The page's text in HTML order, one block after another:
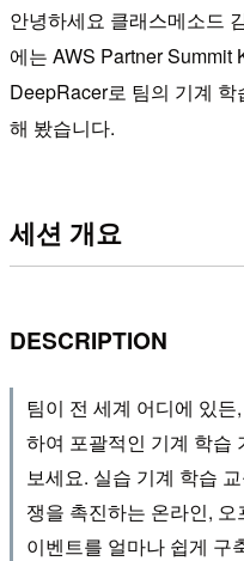
안녕하세요 클래스메소드
에는 AWS Partner Summit
DeepRacer로 팀의 기계
해 봤습니다.
세션 개요
DESCRIPTION
팀이 전 세계 어디에 있
하여 포괄적인 기계 학습
보세요. 실습 기계 학습
쟁을 촉진하는 온라인,
이벤트를 얼마나 쉽게 구